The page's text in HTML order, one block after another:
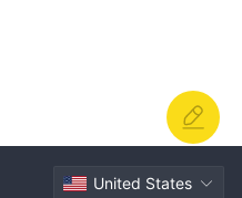
United States